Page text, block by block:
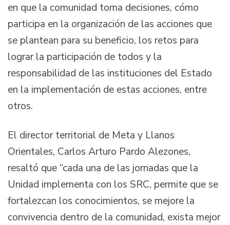
en que la comunidad toma decisiones, cómo
participa en la organización de las acciones que
se plantean para su beneficio, los retos para
lograr la participación de todos y la
responsabilidad de las instituciones del Estado
en la implementación de estas acciones, entre
otros.
El director territorial de Meta y Llanos
Orientales, Carlos Arturo Pardo Alezones,
resaltó que “cada una de las jornadas que la
Unidad implementa con los SRC, permite que se
fortalezcan los conocimientos, se mejore la
convivencia dentro de la comunidad, exista mejor